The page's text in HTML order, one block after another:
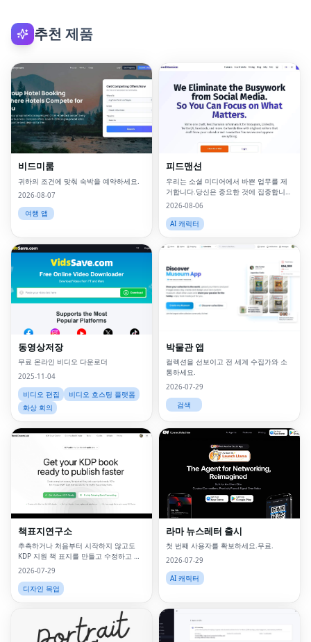
추천 제품
비드미룸
귀하의 조건에 맞춰 숙박을 예약하세요.
2026-08-07
여행 앱
피드맨션
우리는 소셜 미디어에서 바쁜 업무를 제
거합니다.당신은 중요한 것에 집중합니
다.
2026-08-06
AI 캐릭터
동영상저장
무료 온라인 비디오 다운로더
2025-11-04
비디오 편집
비디오 호스팅 플랫폼
화상 회의
박물관 앱
컬렉션을 선보이고 전 세계 수집가와 소
통하세요.
2026-07-29
검색
책표지연구소
추측하거나 처음부터 시작하지 않고도
KDP 지원 책 표지를 만들고 수정하고 내
보낼 수 있습니다.
2026-07-29
디자인 목업
라마 뉴스레터 출시
첫 번째 사용자를 확보하세요.무료.
2026-07-29
AI 캐릭터